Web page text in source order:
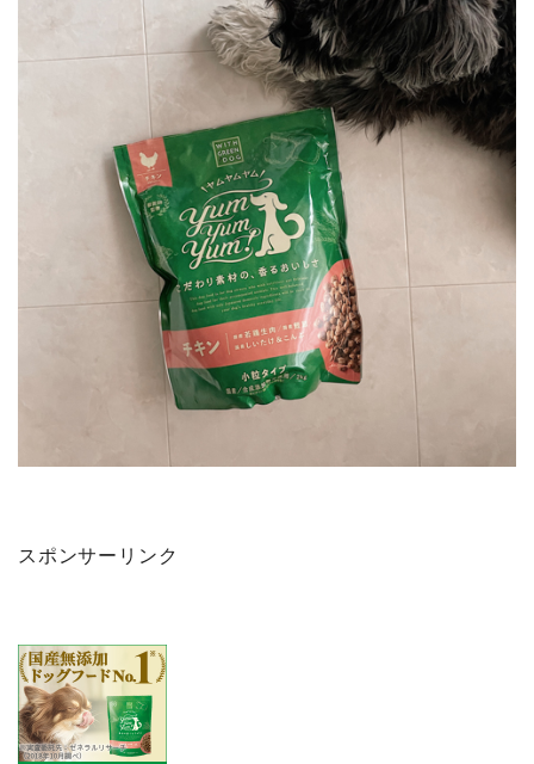
スポンサーリンク